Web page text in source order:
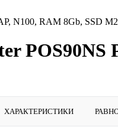
N100, RAM 8Gb, SSD
ХАРАКТЕРИСТИКИ